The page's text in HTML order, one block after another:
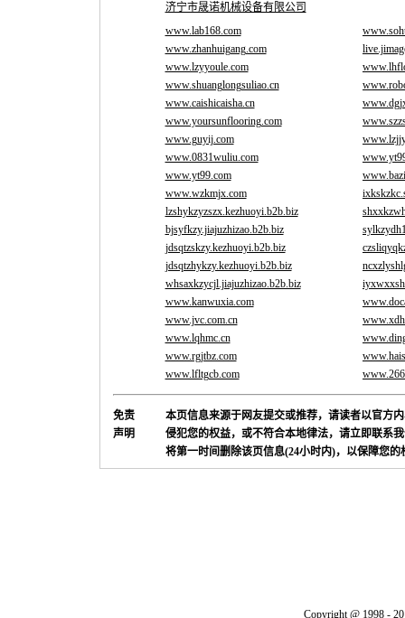
济宁市晟诺机械设备有限公司
www.lab168.com
www.zhanhuigang.com
www.lzyyoule.com
www.shuanglongsuliao.cn
www.caishicaisha.cn
www.yoursunflooring.com
www.guyij.com
www.0831wuliu.com
www.yt99.com
www.wzkmjx.com
lzshykzyzszx.kezhuoyi.b2b.biz
bjsyfkzy.jiajuzhizao.b2b.biz
jdsqtzskzy.kezhuoyi.b2b.biz
jdsqtzhykzy.kezhuoyi.b2b.biz
whsaxkzycjl.jiajuzhizao.b2b.biz
www.kanwuxia.com
www.jvc.com.cn
www.lqhmc.cn
www.rgjtbz.com
www.lfltgcb.com
免责
声明
本页信息来源于网友提交或推荐，请读者以官方
侵犯您的权益，或不符合本地律法，请立即联系
将第一时间删除该页信息(24小时内)，以保障您的
Copyright @ 1998 -